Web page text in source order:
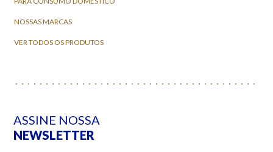
NOSSAS MARCAS
VER TODOS OS PRODUTOS
ASSINE NOSSA
NEWSLETTER